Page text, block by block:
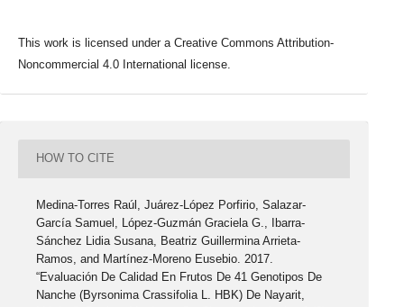
This work is licensed under a Creative Commons Attribution-
Noncommercial 4.0 International license.
HOW TO CITE
Medina-Torres Raúl, Juárez-López Porfirio, Salazar-
García Samuel, López-Guzmán Graciela G., Ibarra-
Sánchez Lidia Susana, Beatriz Guillermina Arrieta-
Ramos, and Martínez-Moreno Eusebio. 2017.
“Evaluación De Calidad En Frutos De 41 Genotipos De
Nanche (Byrsonima Crassifolia L. HBK) De Nayarit,